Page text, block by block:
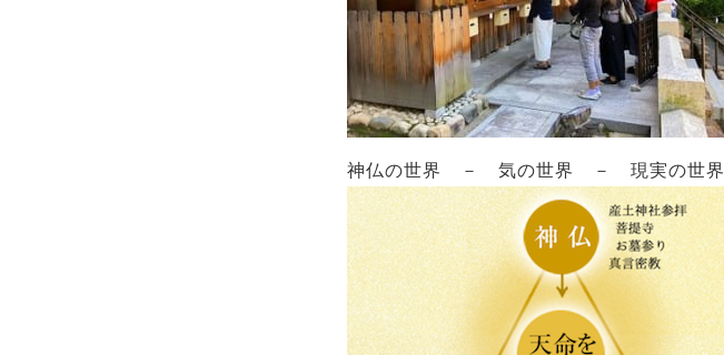
神仏の世界 － 気の世界 － 現実の世界